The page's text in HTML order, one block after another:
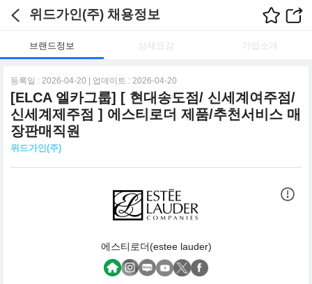
위드가인(주) 채용정보
브랜드정보 상세요강 기업소개
등록일 : 2026-04-20 | 업데이트 : 2026-04-20
[ELCA 엘카그룹] [ 현대송도점/ 신세계여주점/
신세계제주점 ] 에스티로더 제품/추천서비스 매
장판매직원
위드가인(주)
에스티로더(estee lauder)